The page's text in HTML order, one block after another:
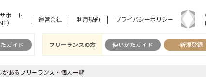
ポート
）
運営会社 利用規約 プライバシーポリシー
ガイド フリーランスの方 使いかたガイド 新規登録
あるフリーランス・個人一覧